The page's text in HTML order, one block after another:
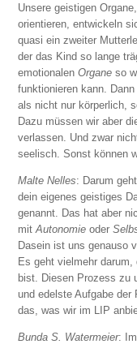
Unsere geistigen
orientieren, entwickeln
quasi ein zweiter
der das Kind so lange
emotionalenOrgane so
funktionieren kann.
als nicht nur körperlich,
Dazu müssen wir aber
verlassen. Und zwar
seelisch. Sonst können
Malte Nelles: Darum
dein eigenes geistiges
genannt. Das hat aber
mitAutonomieoder
Dasein ist uns genauso
Es geht vielmehr
bist. Diesen Prozess zu
und edelste Aufgabe
das, was wir im LIP
Bunda S. Watermeier: